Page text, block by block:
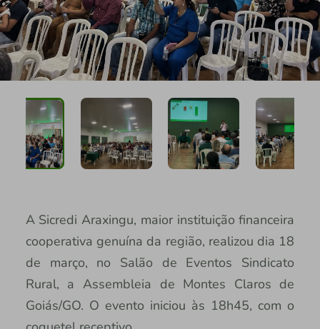
A Sicredi Araxingu, maior instituição financeira
cooperativa genuína da região, realizou dia 18
de março, no Salão de Eventos Sindicato
Rural, a Assembleia de Montes Claros de
Goiás/GO. O evento iniciou às 18h45, com o